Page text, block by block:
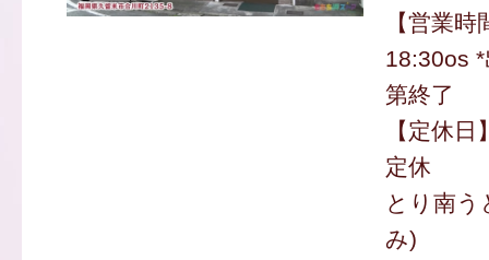
【営業
18:30os
第終了
【定休
定休
とり南う
み)